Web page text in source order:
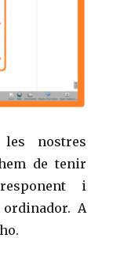
nostres
de tenir
i
A